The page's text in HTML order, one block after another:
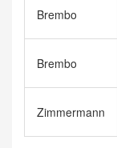
Brembo
Brembo
Zimmermann